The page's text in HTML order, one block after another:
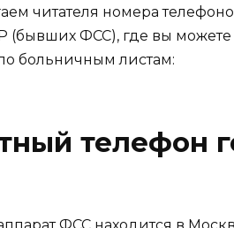
читателя номера
(бывших ФСС), где вы можете
больничным листам:
телефон